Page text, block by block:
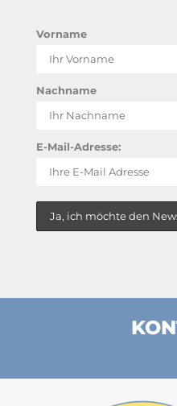
Vorname
Nachname
E-Mail-Adresse: